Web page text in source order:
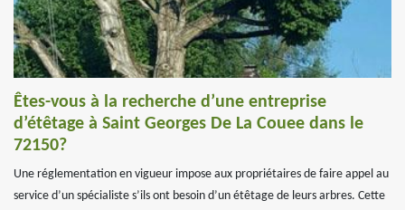
Êtes-vous à la recherche d’une entreprise
d’étêtage à Saint Georges De La Couee dans le
72150?
Une réglementation en vigueur impose aux propriétaires de faire appel au
service d’un spécialiste s’ils ont besoin d’un étêtage de leurs arbres. Cette